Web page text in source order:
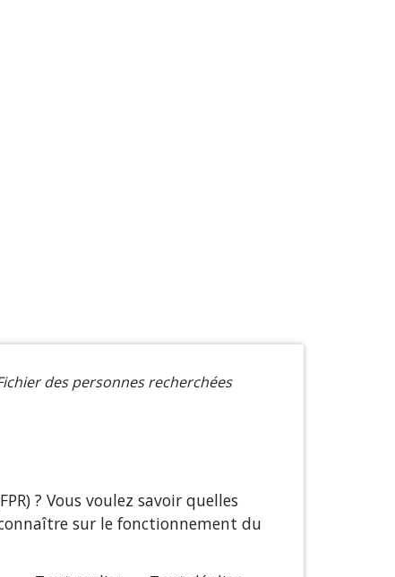
des personnes recherchées
? Vous voulez savoir quelles
sur le fonctionnement du